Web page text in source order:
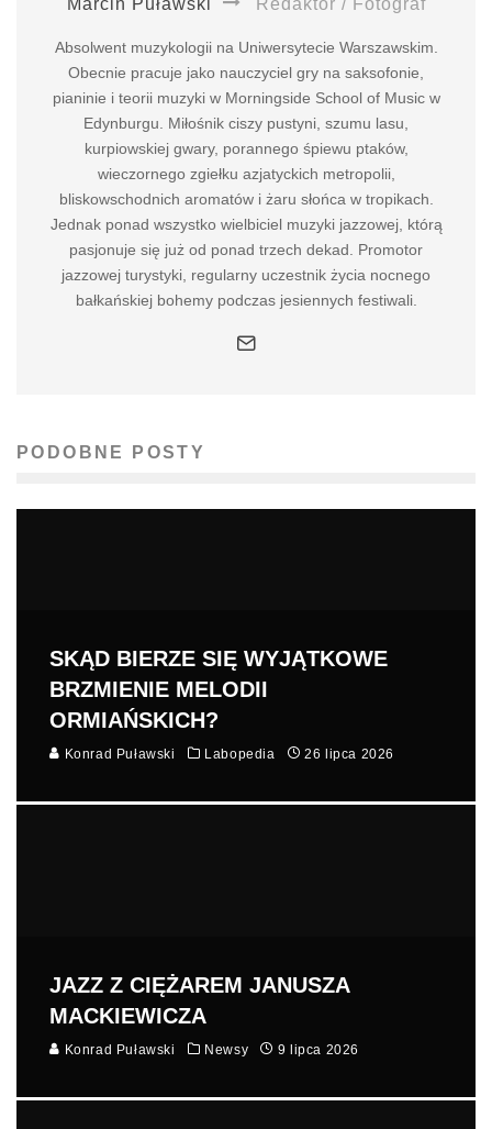
Marcin Puławski Redaktor / Fotograf
Absolwent muzykologii na Uniwersytecie Warszawskim.
Obecnie pracuje jako nauczyciel gry na saksofonie,
pianinie i teorii muzyki w Morningside School of Music w
Edynburgu. Miłośnik ciszy pustyni, szumu lasu,
kurpiowskiej gwary, porannego śpiewu ptaków,
wieczornego zgiełku azjatyckich metropolii,
bliskowschodnich aromatów i żaru słońca w tropikach.
Jednak ponad wszystko wielbiciel muzyki jazzowej, którą
pasjonuje się już od ponad trzech dekad. Promotor
jazzowej turystyki, regularny uczestnik życia nocnego
bałkańskiej bohemy podczas jesiennych festiwali.
PODOBNE POSTY
SKĄD BIERZE SIĘ WYJĄTKOWE
BRZMIENIE MELODII
ORMIAŃSKICH?
Konrad Puławski Labopedia 26 lipca 2026
JAZZ Z CIĘŻAREM JANUSZA
MACKIEWICZA
Konrad Puławski Newsy 9 lipca 2026